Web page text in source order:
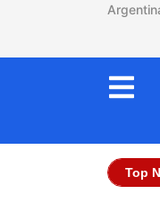
Top
Ceuta: la